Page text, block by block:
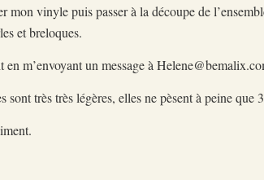
mon vinyle puis passer à la découpe de
et breloques.
m’envoyant un message à
sont très très légères, elles ne pèsent à peine